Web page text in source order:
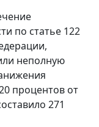
по статье 122
неполную
процентов от
271